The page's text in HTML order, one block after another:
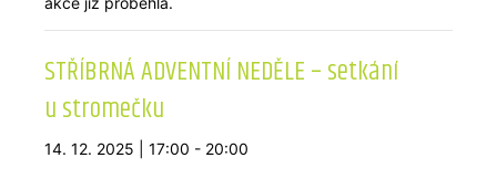
STŘÍBRNÁ ADVENTNÍ NEDĚLE – setkání
u stromečku
14. 12. 2025 | 17:00 - 20:00